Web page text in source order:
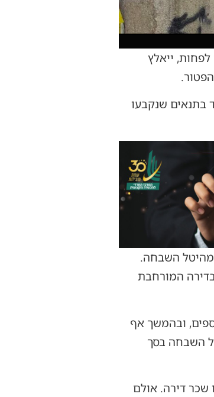
ייאלץ
בתנאים שנקבעו
בשנת 2009 וקיבל פטור מותנה מהיטל השבחה.
המורחבת
ובהמשך אף
השבחה בסך
שכר דירה. אולם